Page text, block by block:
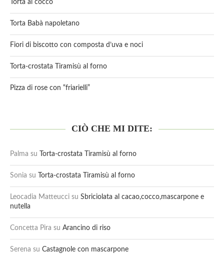
Torta al cocco
Torta Babà napoletano
Fiori di biscotto con composta d’uva e noci
Torta-crostata Tiramisù al forno
Pizza di rose con “friarielli”
CIÒ CHE MI DITE:
Palma su Torta-crostata Tiramisù al forno
Sonia su Torta-crostata Tiramisù al forno
Leocadia Matteucci su Sbriciolata al cacao,cocco,mascarpone e
nutella
Concetta Pira su Arancino di riso
Serena su Castagnole con mascarpone